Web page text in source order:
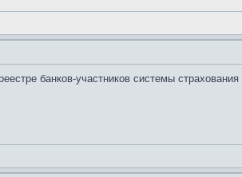
банков-участников системы